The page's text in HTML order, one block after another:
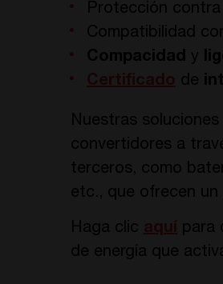
Protección contra
Compatibilidad
Compacidad y
de
Nuestras
convertidores a
terceros, como
etc., que ofrecen
Haga clic
para
de energía que